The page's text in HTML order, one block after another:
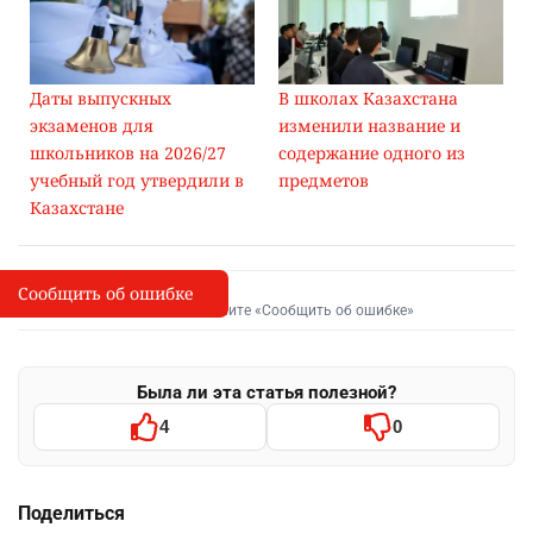
Даты выпускных
экзаменов для
школьников на 2026/27
учебный год утвердили в
Казахстане
В школах Казахстана
изменили название и
содержание одного из
предметов
I
Сообщить об опечатке
Выделите фрагмент и нажмите «Сообщить об ошибке»
Была ли эта статья полезной?
4 0
Поделиться
Сообщить об ошибке